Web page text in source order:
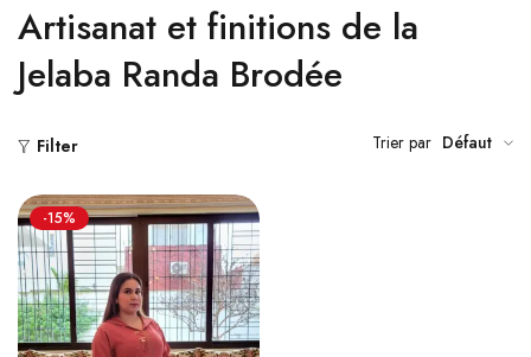
Artisanat et finitions de la
Jelaba Randa Brodée
Filter Trier par Défaut
-15%